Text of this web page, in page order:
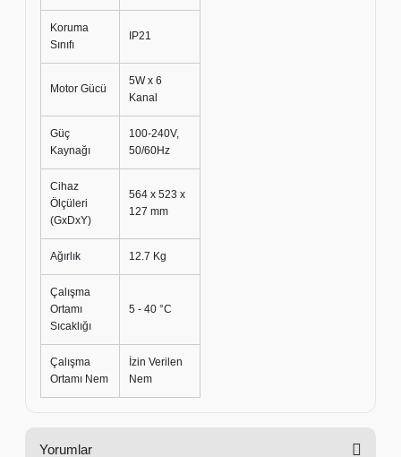
Koruma
Sınıfı
IP21
Motor Gücü
5W x 6
Kanal
Güç
Kaynağı
100-240V,
50/60Hz
Cihaz
Ölçüleri
(GxDxY)
564 x 523 x
127 mm
Ağırlık 12.7 Kg
Çalışma
Ortamı
Sıcaklığı
5 - 40 °C
Çalışma
Ortamı Nem
İzin Verilen
Nem
Yorumlar